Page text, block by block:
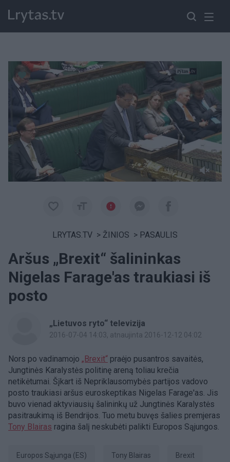
Paremkite Ukrainą
LRYTAS.TV > ŽINIOS > PASAULIS
Aršus „Brexit“ šalininkas
Nigelas Farage'as traukiasi iš
posto
„Lietuvos ryto“ televizija
2016-07-04 14:03, atnaujinta 2016-12-12 04:02
Nors po vadinamojo „Brexit“ praėjo pusantros savaitės,
Jungtinės Karalystės politinę areną toliau krečia
netikėtumai. Šįkart iš Nepriklausomybės partijos vadovo
posto traukiasi aršus euroskeptikas Nigelas Farage'as. Jis
buvo vienad aktyviausių šalininkų už Jungtinės Karalystės
pasitraukimą iš Bendrijos. Tuo metu buvęs šalies premjeras
Tony Blairas ragina šalį neskubėti palikti Europos Sąjungos.
Europos Sąjunga (ES) Tony Blairas Brexit